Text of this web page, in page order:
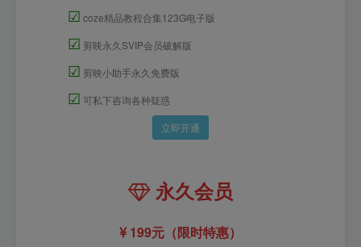
☑ coze精品教程合集123G电子版
☑ 剪映永久SVIP会员破解版
☑ 剪映小助手永久免费版
☑ 可私下咨询各种疑惑
立即开通
永久会员
199元（限时特惠）